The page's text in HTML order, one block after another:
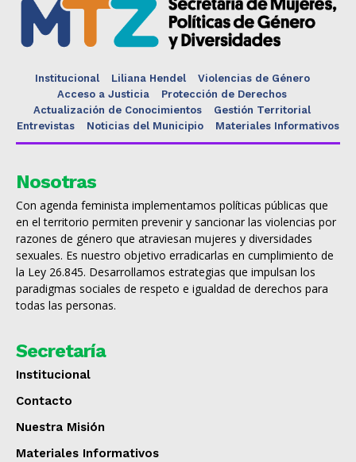
Institucional Liliana Hendel
Violencias de Género
Acceso a Justicia
Protección de Derechos
Actualización de Conocimientos
Gestión Territorial
Entrevistas
Noticias del Municipio Materiales Informativos
Nosotras
Con agenda feminista implementamos políticas públicas que
en el territorio permiten prevenir y sancionar las violencias por
razones de género que atraviesan mujeres y diversidades
sexuales. Es nuestro objetivo erradicarlas en cumplimiento de
la Ley 26.845. Desarrollamos estrategias que impulsan los
paradigmas sociales de respeto e igualdad de derechos para
todas las personas.
Secretaría
Institucional
Contacto
Nuestra Misión
Materiales Informativos